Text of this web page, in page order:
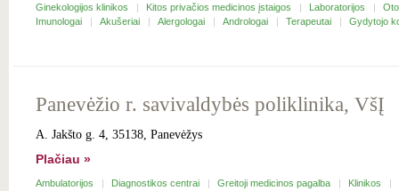
Ginekologijos klinikos
Kitos privačios medicinos įstaigos Laboratorijos
Imunologai
Akušeriai Alergologai Andrologai Terapeutai Gydytojo
Panevėžio r. savivaldybės poliklinika, VšĮ
A. Jakšto g. 4, 35138, Panevėžys
Plačiau »
Ambulatorijos Diagnostikos centrai Greitoji medicinos pagalba
Klinikos